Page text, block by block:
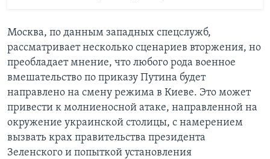
Москва, по данным западных спецслужб,
рассматривает несколько сценариев вторжения, но
преобладает мнение, что любого рода военное
вмешательство по приказу Путина будет
направлено на смену режима в Киеве. Это может
привести к молниеносной атаке, направленной на
окружение украинской столицы, с намерением
вызвать крах правительства президента
Зеленского и попыткой установления